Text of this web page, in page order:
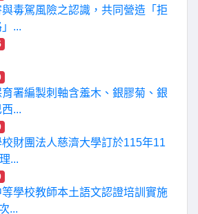
毒駕風險之認識，共同營造「拒
...
署編製刺軸含羞木、銀膠菊、銀
...
財團法人慈濟大學訂於115年11
...
學校教師本土語文認證培訓實施
...